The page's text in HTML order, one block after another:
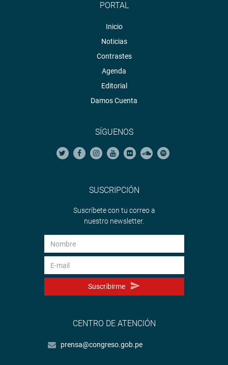
PORTAL
Inicio
Noticias
Contrastes
Agenda
Editorial
Damos Cuenta
SÍGUENOS
SUSCRIPCIÓN
Suscríbete con tu correo a
nuestro newsletter.
Suscribirme
CENTRO DE ATENCIÓN
prensa@congreso.gob.pe